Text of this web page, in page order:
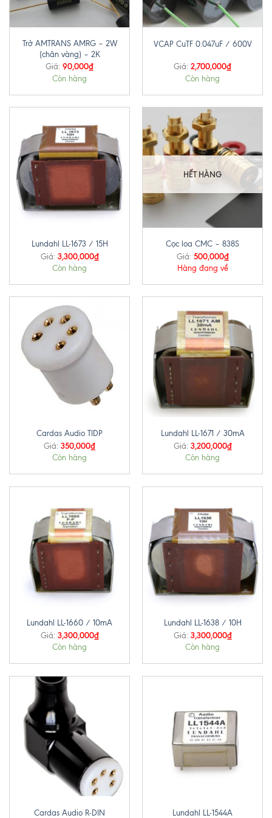
Trở AMTRANS AMRG – 2W
(chân vàng) – 2K
Giá: 90,000₫
Còn hàng
VCAP CuTF 0.047uF / 600V
Giá: 2,700,000₫
Còn hàng
Lundahl LL-1673 / 15H
Giá: 3,300,000₫
Còn hàng
HẾT HÀNG
Cọc loa CMC – 838S
Giá: 500,000₫
Hàng đang về
Cardas Audio TIDP
Giá: 350,000₫
Còn hàng
Lundahl LL-1671 / 30mA
Giá: 3,200,000₫
Còn hàng
Lundahl LL-1660 / 10mA
Giá: 3,300,000₫
Còn hàng
Lundahl LL-1638 / 10H
Giá: 3,300,000₫
Còn hàng
Cardas Audio R-DIN
Lundahl LL-1544A